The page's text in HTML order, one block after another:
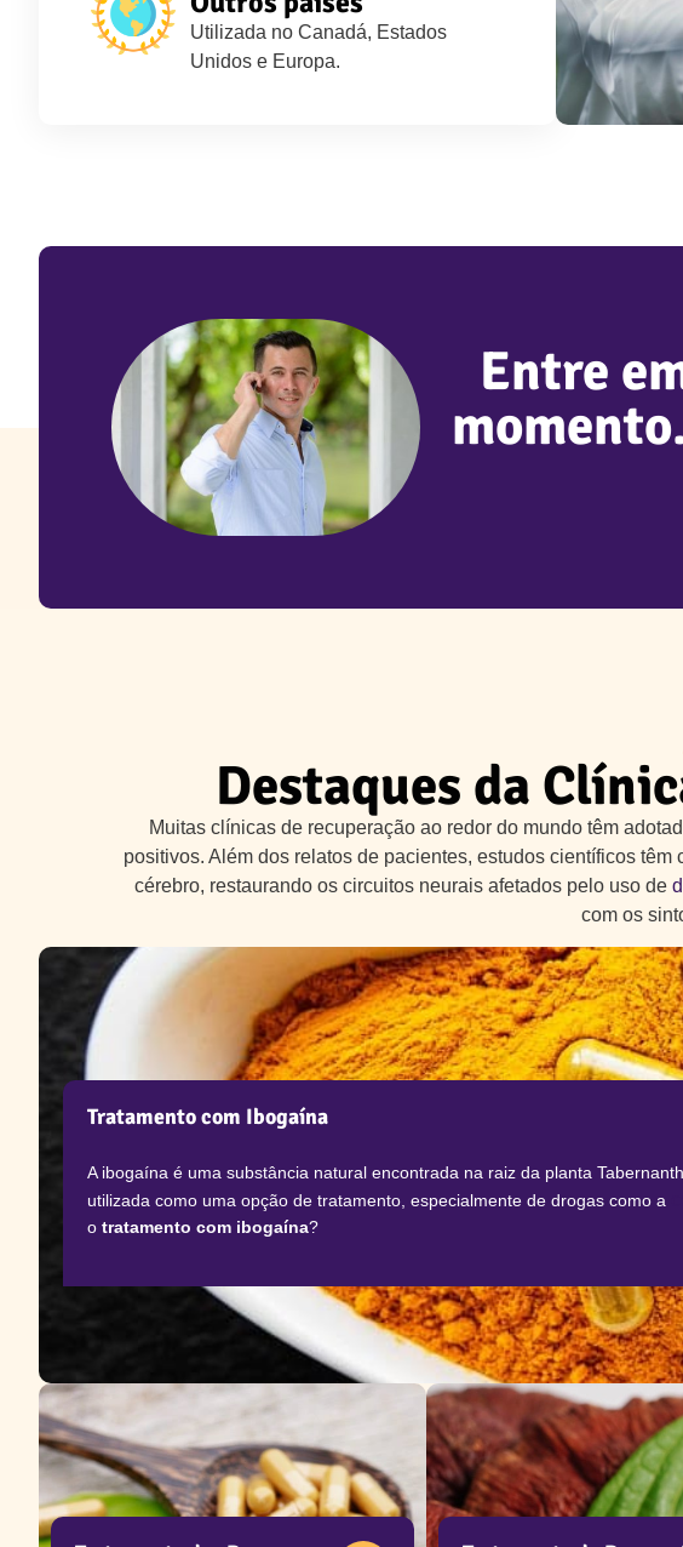
Utilizada no Canadá, Estados
Unidos e Europa.
Entre
Destaques da
Muitas clínicas de recuperação ao redor do mundo têm
positivos. Além dos relatos de pacientes, estudos científicos
cérebro, restaurando os circuitos neurais afetados pelo uso de
com os
Tratamento com Ibogaína
A ibogaína é uma substância natural encontrada na raiz da planta
utilizada como uma opção de tratamento, especialmente de drogas como a
o tratamento com ibogaína?